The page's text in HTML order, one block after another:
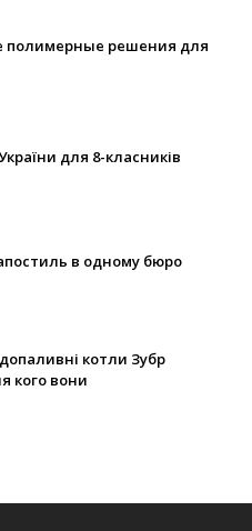
полимерные решения для
для 8-класників
в одному бюро
котли Зубр
кого вони